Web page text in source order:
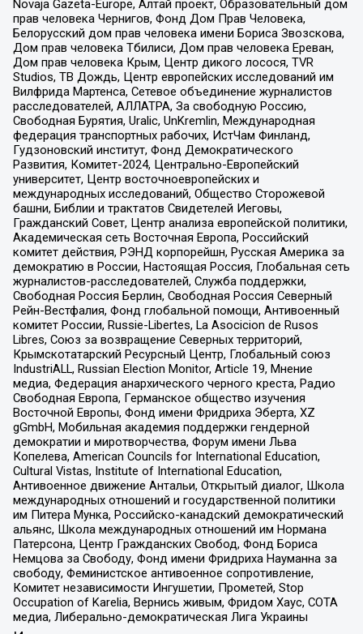
Novaja Gazeta-Europe, Алтай проект, Образовательный дом
прав человека Чернигов, Фонд Дом Прав Человека,
Белорусский дом прав человека имени Бориса Звозскова,
Дом прав человека Тбилиси, Дом прав человека Ереван,
Дом прав человека Крым, Центр дикого лосося, TVR
Studios, ТВ Дождь, Центр европейских исследований им
Вилфрида Мартенса, Сетевое объединение журналистов
расследователей, АЛЛАТРА, За свободную Россию,
Свободная Бурятия, Uralic, UnKremlin, Международная
федерация транспортных рабочих, ИстЧам Финланд,
Гудзоновский институт, Фонд Демократического
Развития, Комитет-2024, Центрально-Европейский
университет, Центр восточноевропейских и
международных исследований, Общество Сторожевой
башни, Библии и трактатов Свидетелей Иеговы,
Гражданский Совет, Центр анализа европейской политики,
Академическая сеть Восточная Европа, Российский
комитет действия, РЭНД корпорейшн, Русская Америка за
демократию в России, Настоящая Россия, Глобальная сеть
журналистов-расследователей, Служба поддержки,
Свободная Россия Берлин, Свободная Россия Северный
Рейн-Вестфалия, Фонд глобальной помощи, Антивоенный
комитет России, Russie-Libertes, La Asocicion de Rusos
Libres, Союз за возвращение Северных территорий,
Крымскотатарский Ресурсный Центр, Глобальный союз
IndustriALL, Russian Election Monitor, Article 19, Мнение
медиа, Федерация анархического черного креста, Радио
Свободная Европа, Германское общество изучения
Восточной Европы, Фонд имени Фридриха Эберта, XZ
gGmbH, Мобильная академия поддержки гендерной
демократии и миротворчества, Форум имени Льва
Копелева, American Councils for International Education,
Cultural Vistas, Institute of International Education,
Антивоенное движение Антальи, Открытый диалог, Школа
международных отношений и государственной политики
им Питера Мунка, Российско-канадский демократический
альянс, Школа международных отношений им Нормана
Патерсона, Центр Гражданских Свобод, Фонд Бориса
Немцова за Свободу, Фонд имени Фридриха Науманна за
свободу, Феминистское антивоенное сопротивление,
Комитет независимости Ингушетии, Прометей, Stop
Occupation of Karelia, Вернись живым, Фридом Хаус, СОТА
медиа, Либерально-демократическая Лига Украины